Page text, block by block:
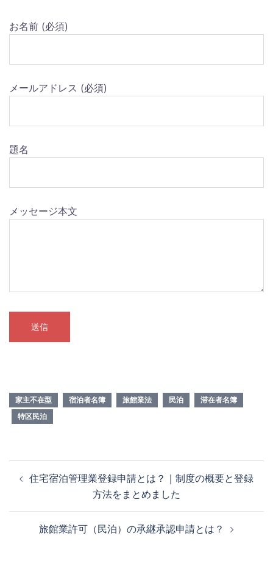
お名前 (必須)
メールアドレス (必須)
題名
メッセージ本文
家主不在型 宿泊者名簿 旅館業法 民泊
滞在者名簿
特区民泊
稿 住宅宿泊管理業登録申請とは？｜制度の概要と登録
方法をまとめました
旅館業許可（民泊）の承継承認申請とは？